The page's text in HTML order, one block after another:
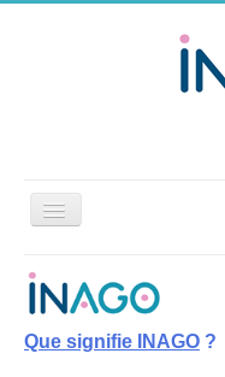
Basculer
la
Accueil
Que signifie INAGO ?